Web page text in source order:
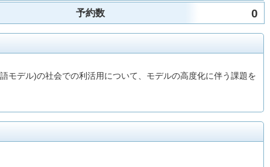
予約数 0
モデル)の社会での利活用について、モデルの高度化に伴う課題を